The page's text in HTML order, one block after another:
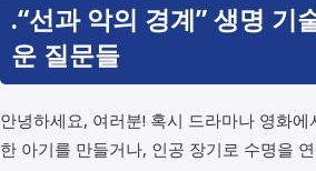
.“선과 악의 경계” 생명 기
운 질문들
안녕하세요, 여러분! 혹시 드라마나 영화
한 아기를 만들거나, 인공 장기로 수명을